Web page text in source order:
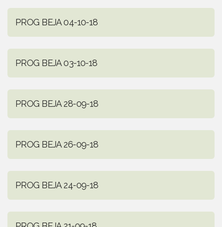
PROG BEJA 04-10-18
PROG BEJA 03-10-18
PROG BEJA 28-09-18
PROG BEJA 26-09-18
PROG BEJA 24-09-18